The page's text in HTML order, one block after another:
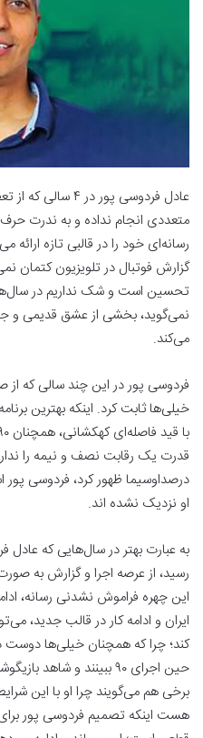
متعددی انجام نداده و به ندرت
رسانه‌ای خود را در قالبی تازه
گزارش فوتبال در تلویزیون کتمان
تحسین است و شک نداریم در
نمی‌گوید، بخشی از عشق قدیمی و
می‌کند.
فردوسی پور در این چند سالی که
خیلی‌ها ثابت کرد. اینکه بهترین
قدرت یک رقابت نصف و نیمه را
درصداوسیما ظهور کرد، فردوسی پور
او نزدیک نشده اند.
به عبارت بهتر در سال‌هایی که
رسید، از عرصه اجرا و گزارش به
این چهره فراموش نشدنی رسانه،
ایران و ادامه کار در قالب جدید،
کند؛ چرا که همچنان خیلی‌ها دوست
حین اجرای ۹۰ ببینند و
برخی هم می‌گویند چرا او با این
هست اینکه تصمیم فردوسی پور